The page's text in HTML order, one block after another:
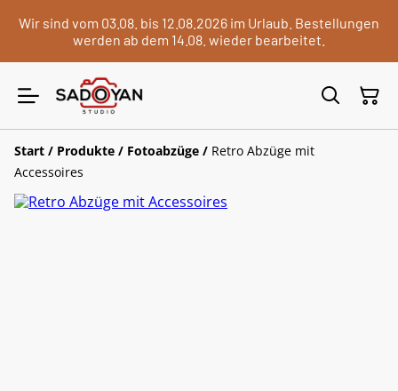
Wir sind vom 03.08. bis 12.08.2026 im Urlaub. Bestellungen
werden ab dem 14.08. wieder bearbeitet.
Start / Produkte / Fotoabzüge / Retro Abzüge mit
Accessoires